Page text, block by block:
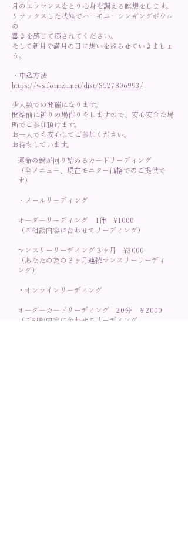
月のエッセンスをとり心身を調える瞑想をします。
リラックスした状態でハーモニーシンギングボウル
の
響きを感じて癒されてください。
そして新月や満月の日に想いを巡らせていきましょ
う。
・申込方法
https://ws.formzu.net/dist/S527806993/
少人数での開催になります。
開始前に祈りの場作りをしますので、安心安全な場
所でご参加頂けます。
お一人でも安心してご参加ください。
お待ちしています。
運命の輪が回り始めるカードリーディング
（全メニュー、現在モニター価格でのご提供で
す）
・メールリーディング
オーダーリーディング 1件 ¥1000
（ご相談内容に合わせてリーディング）
マンスリーリーディング３ヶ月 ¥3000
（あなたの為の３ヶ月連続マンスリーリーディ
ング）
・オンラインリーディング
オーダーカードリーディング 20分 ￥2000
（ご相談内容に合わせてリーディング。